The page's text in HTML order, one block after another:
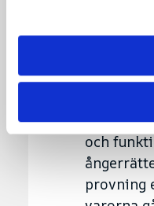
sätt
varan
varans
och
provning